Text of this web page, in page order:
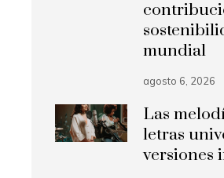
mundial
agosto 6, 2026
Las
letras
versiones